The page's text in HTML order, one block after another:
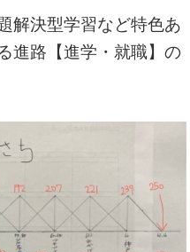
解決型学習など特色あ
進路【進学・就職】の